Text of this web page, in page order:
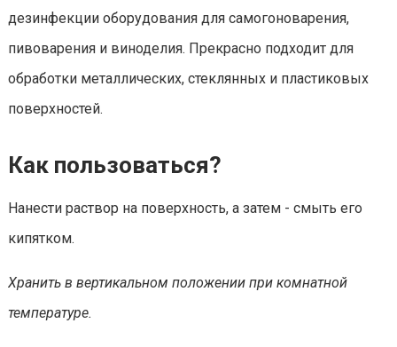
дезинфекции оборудования для самогоноварения,
пивоварения и виноделия. Прекрасно подходит для
обработки металлических, стеклянных и пластиковых
поверхностей.
Как пользоваться?
Нанести раствор на поверхность, а затем - смыть его
кипятком.
Хранить в вертикальном положении при комнатной
температуре.